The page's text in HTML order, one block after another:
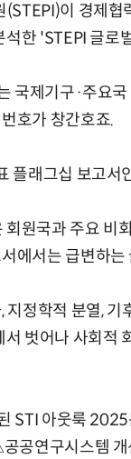
(STEPI)이 경제
석한 'STEPI 글로
국제기구·주요
호가 창간호죠.
플래그십 보고
회원국과 주요 비
에서는 급변하
지정학적 분열,
벗어나 사회적
STI 아웃룩
공연구시스템